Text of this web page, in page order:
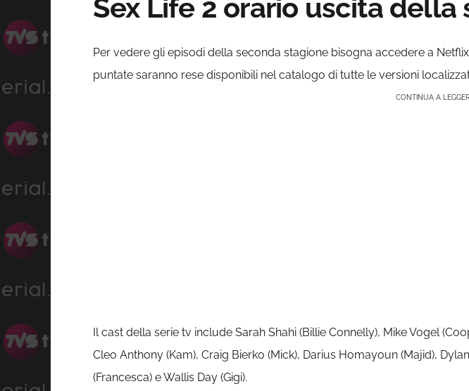
Sex Life 2 orario uscita
Per vedere gli episodi della seconda stagione bisogna accedere a
puntate saranno rese disponibili nel catalogo di tutte le versioni
CONTINUA A
Il cast della serie tv include Sarah Shahi (Billie Connelly), Mike Vogel
Cleo Anthony (Kam), Craig Bierko (Mick), Darius Homayoun (Majid),
(Francesca) e Wallis Day (Gigi).